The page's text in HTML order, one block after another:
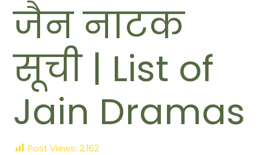
जैन नाटक
सूची | List of
Jain Dramas
Post Views: 2,162